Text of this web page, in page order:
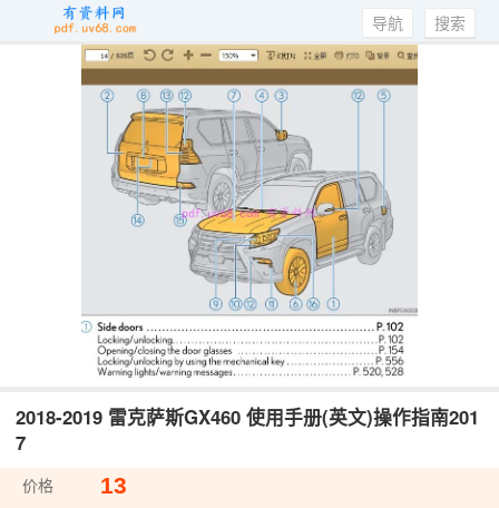
搜索
导航
2018-2019 雷克萨斯GX460 使用手册(英文)操作指南201
7
价格 13